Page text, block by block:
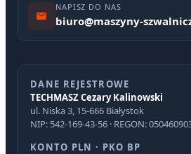
NAPISZ DO NAS
biuro@maszyny-
DANE REJESTROWE
TECHMASZ Cezary Kalinowski
ul. Niska 3, 15-666 Białystok
NIP: 542-169-43-56 · REGON:
KONTO PLN · PKO BP